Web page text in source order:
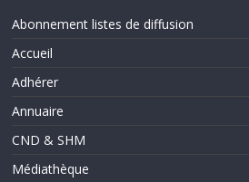
Abonnement listes de diffusion
Accueil
Adhérer
Annuaire
CND & SHM
Médiathèque